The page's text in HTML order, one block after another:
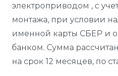
электроприводом , с
монтажа, при условии
именной карты СБЕР и
банком. Сумма
на срок 12 месяцев, по